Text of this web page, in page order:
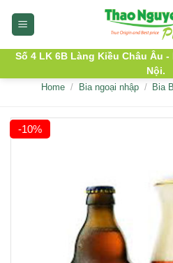
Số 4 LK 6B Làng Kiều Châu Âu
Nội.
Home / Bia ngoại nhập / Bia
-10%